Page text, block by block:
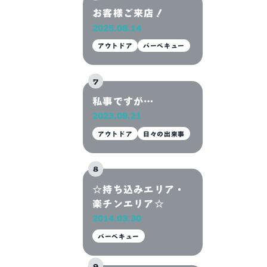
お客様ご来店！
2025.08.14
アウトドア バーベキュー
私事ですが…
2023.09.21
アウトドア 日々の出来事
☆持ち込みエリア・
楽チンエリア☆
2014.03.30
バーベキュー